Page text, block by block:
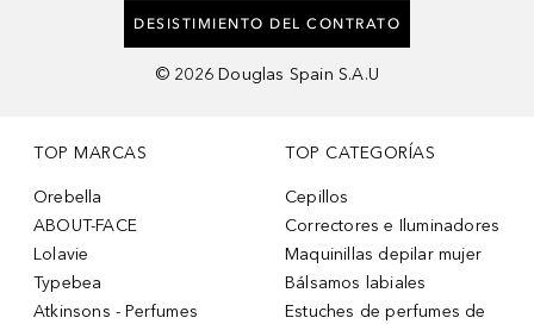
DESISTIMIENTO DEL CONTRATO
© 2026 Douglas Spain S.A.U
TOP MARCAS
Orebella
ABOUT-FACE
Lolavie
Typebea
Atkinsons - Perfumes
TOP CATEGORÍAS
Cepillos
Correctores e Iluminadores
Maquinillas depilar mujer
Bálsamos labiales
Estuches de perfumes de